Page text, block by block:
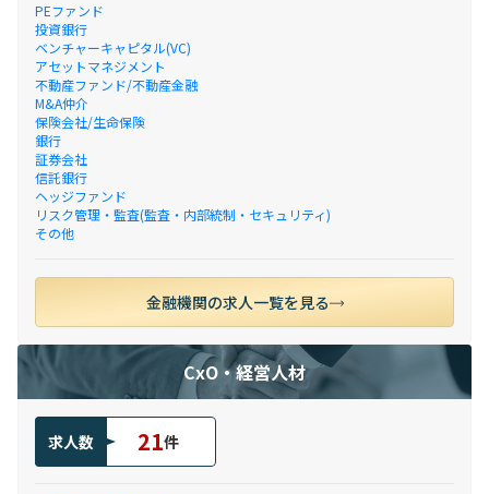
PEファンド
投資銀行
ベンチャーキャピタル(VC)
アセットマネジメント
不動産ファンド/不動産金融
M&A仲介
保険会社/生命保険
銀行
証券会社
信託銀行
ヘッジファンド
リスク管理・監査(監査・内部統制・セキュリティ)
その他
金融機関の求人一覧を見る
CxO・経営人材
求人数 21件